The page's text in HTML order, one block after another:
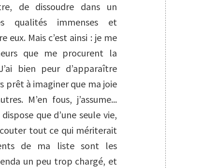
de dissoudre dans un
qualités immenses et
eux. Mais c’est ainsi : je me
que me procurent la
bien peur d’apparaître
prêt à imaginer que ma joie
M’en fous, j’assume...
que d’une seule vie,
tout ce qui mériterait
de ma liste sont les
un peu trop chargé, et